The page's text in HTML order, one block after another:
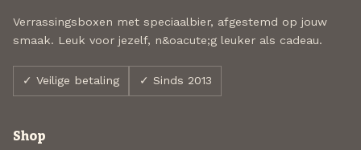
Verrassingsboxen met speciaalbier, afgestemd op jouw
smaak. Leuk voor jezelf, n&oacute;g leuker als cadeau.
✓ Veilige betaling ✓ Sinds 2013
Shop